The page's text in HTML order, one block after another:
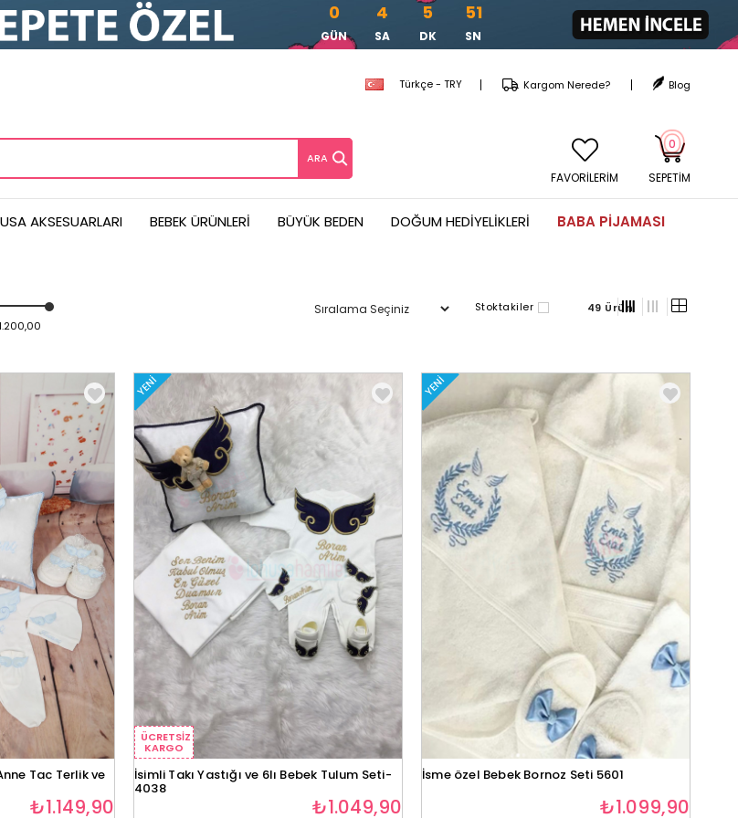
0
GÜN
4
SA
5
DK
48
SN
Türkçe - TRY Blog
Kargom Nerede?
SEPETIM
0
FAVORİLERİM
AKSESUARLARI BEBEK ÜRÜNLERI BÜYÜK BEDEN DOĞUM HEDIYELIKLERI BABA PIJAMASI
Stoktakiler 49 Ürün
Tac Terlik ve
₺1.149,90
ÜCRETSIZ
KARGO
YENI
İsimli Takı Yastığı ve 6lı Bebek Tulum Seti-
4038
₺1.049,90
YENI
İsme özel Bebek Bornoz Seti 5601
₺1.099,90